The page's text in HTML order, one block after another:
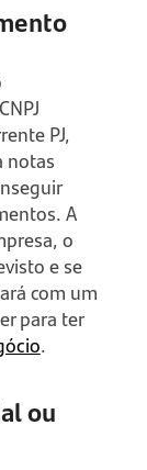
PJ,
notas
A
o
e se
com um
para ter
.
ou